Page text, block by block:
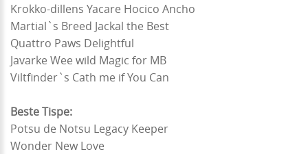
Krokko-dillens Yacare Hocico Ancho
Martial`s Breed Jackal the Best
Quattro Paws Delightful
Javarke Wee wild Magic for MB
Viltfinder`s Cath me if You Can
Beste Tispe:
Potsu de Notsu Legacy Keeper
Wonder New Love